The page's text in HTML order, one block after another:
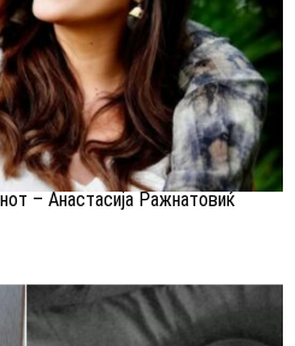
– Анастасија Ражнатовиќ